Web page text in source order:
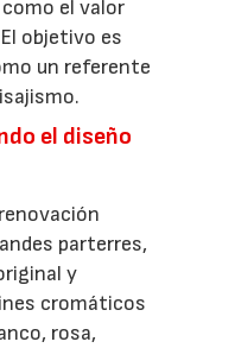
el valor
objetivo es
un referente
el diseño
parterres,
y
cromáticos
rosa,